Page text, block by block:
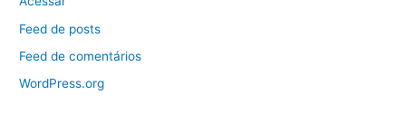
Feed de posts
Feed de comentários
WordPress.org